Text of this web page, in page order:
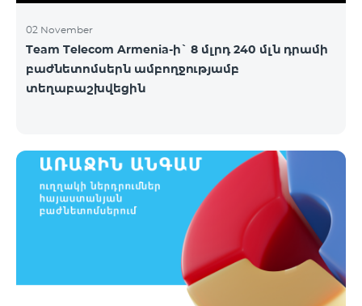
02 November
Team Telecom Armenia-ի` 8 մլրդ 240 մլն դրամի
բաժնետոմսերն ամբողջությամբ
տեղաբաշխվեցին